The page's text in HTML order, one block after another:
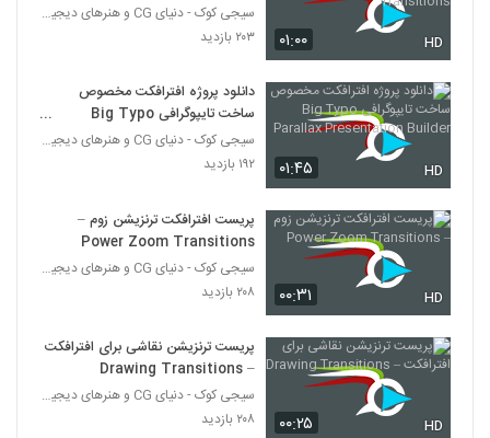
534
پروژه آماده افترافکت Bloody Mary
۱۷ بازدید
535
پروژه آماده افترافکت المنت معده Stomach
Elements 2
536
پروژه آماده افترافکت تبلیغات سایت و معرفی
قالب
۱۱ بازدید
پروژه آماده افترافکت لوگو موشن کرم چاله
فضایی Space Wormhole
۱۳ بازدید
پروژه آماده افترافکت موکاپ کارت
۰۱:۰۰ HD
سیجی کوک - دنیای CG و هنرهای دیجیتال
۲۰۳ بازدید
۰۱:۴۵ HD
دانلود پروژه افترافکت مخصوص
ساخت تایپوگرافی Big Typo
Parallax Presentation Builderسیجی کوک - دنیای CG و هنرهای دیجیتال
۱۹۲ بازدید
۰۰:۳۱ HD
پریست افترافکت ترنزیشن زوم –
Power Zoom Transitions
سیجی کوک - دنیای CG و هنرهای دیجیتال
۲۰۸ بازدید
۰۰:۲۵ HD
پریست ترنزیشن نقاشی برای افترافکت
– Drawing Transitions
سیجی کوک - دنیای CG و هنرهای دیجیتال
۲۰۸ بازدید